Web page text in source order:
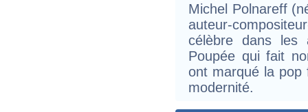
Michel Polnareff
auteur-
célèbre dans les
Poupée qui fait
ont marqué la pop
modernité.